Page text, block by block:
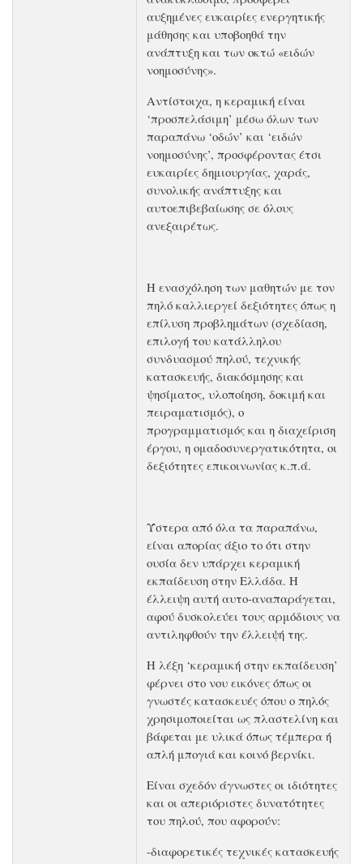
αυξημένες ευκαιρίες ενεργητικής
μάθησης και υποβοηθά την
ανάπτυξη και των οκτώ «ειδών
νοημοσύνης».
Αντίστοιχα, η κεραμική είναι
‘προσπελάσιμη’ μέσω όλων των
παραπάνω ‘οδών’ και ‘ειδών
νοημοσύνης’, προσφέροντας έτσι
ευκαιρίες δημιουργίας, χαράς,
συνολικής ανάπτυξης και
αυτοεπιβεβαίωσης σε όλους
ανεξαιρέτως.
Η ενασχόληση των μαθητών με τον
πηλό καλλιεργεί δεξιότητες όπως η
επίλυση προβλημάτων (σχεδίαση,
επιλογή του κατάλληλου
συνδυασμού πηλού, τεχνικής
κατασκευής, διακόσμησης και
ψησίματος, υλοποίηση, δοκιμή και
πειραματισμός), ο
προγραμματισμός και η διαχείριση
έργου, η ομαδοσυνεργατικότητα, οι
δεξιότητες επικοινωνίας κ.π.ά.
Ύστερα από όλα τα παραπάνω,
είναι απορίας άξιο το ότι στην
ουσία δεν υπάρχει κεραμική
εκπαίδευση στην Ελλάδα. Η
έλλειψη αυτή αυτο-αναπαράγεται,
αφού δυσκολεύει τους αρμόδιους να
αντιληφθούν την έλλειψή της.
Η λέξη ‘κεραμική στην εκπαίδευση’
φέρνει στο νου εικόνες όπως οι
γνωστές κατασκευές όπου ο πηλός
χρησιμοποιείται ως πλαστελίνη και
βάφεται με υλικά όπως τέμπερα ή
απλή μπογιά και κοινό βερνίκι.
Είναι σχεδόν άγνωστες οι ιδιότητες
και οι απεριόριστες δυνατότητες
του πηλού, που αφορούν:
-διαφορετικές τεχνικές κατασκευής